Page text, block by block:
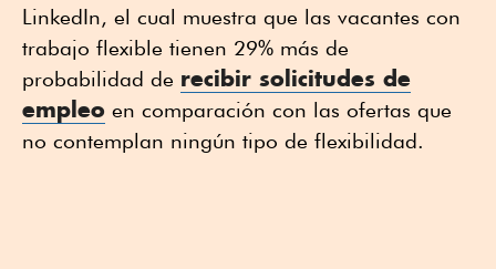
LinkedIn, el cual muestra que las vacantes con
trabajo flexible tienen 29% más de
probabilidad de recibir solicitudes de
empleo en comparación con las ofertas que
no contemplan ningún tipo de flexibilidad.